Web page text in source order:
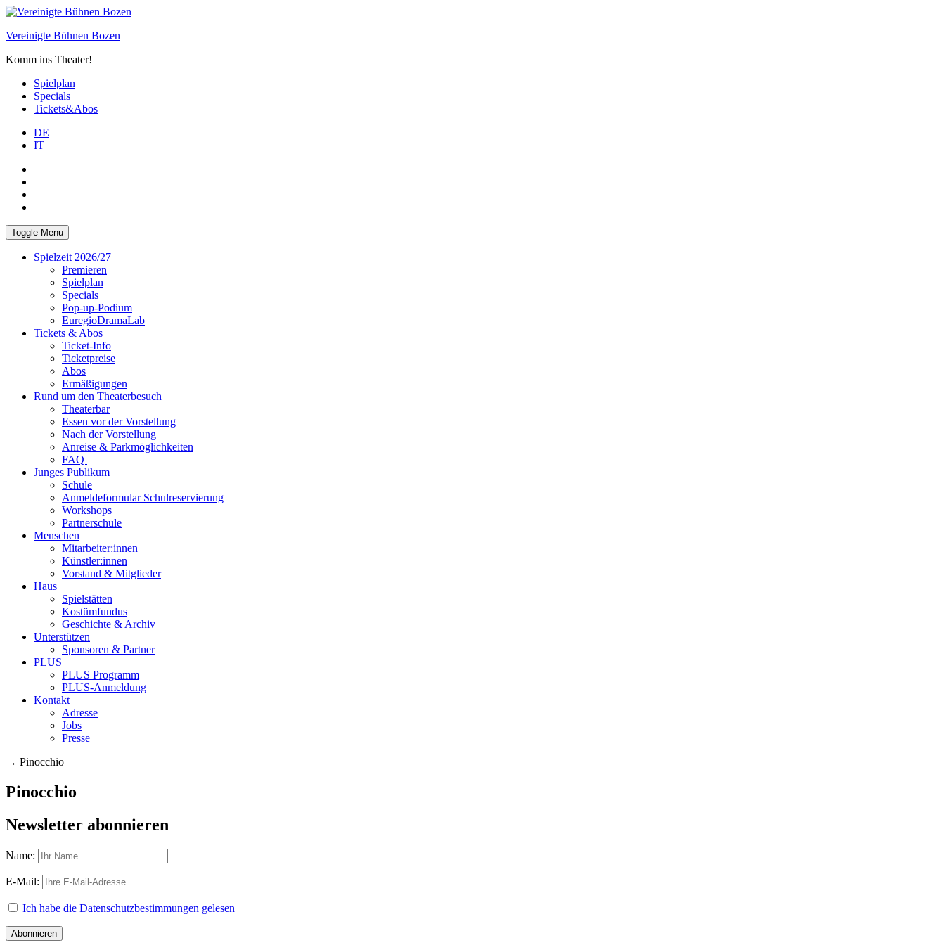
Skip
content
Vereinigte Bühnen Bozen
Komm ins Theater!
Spielplan
Specials
Tickets&Abos
DE
IT
Toggle Menu
Spielzeit 2026/27
Premieren
Spielplan
Specials
Pop-up-Podium
EuregioDramaLab
Tickets & Abos
Ticket-Info
Ticketpreise
Abos
Ermäßigungen
Rund um den Theaterbesuch
Theaterbar
Essen vor der Vorstellung
Nach der Vorstellung
Anreise & Parkmöglichkeiten
FAQ
Junges Publikum
Schule
Anmeldeformular Schulreservierung
Workshops
Partnerschule
Menschen
Mitarbeiter:innen
Künstler:innen
Vorstand & Mitglieder
Haus
Spielstätten
Kostümfundus
Geschichte & Archiv
Unterstützen
Sponsoren & Partner
PLUS
PLUS Programm
PLUS-Anmeldung
Kontakt
Adresse
Jobs
Presse
→ Pinocchio
Pinocchio
Newsletter abonnieren
Name:
E-Mail:
Ich habe die Datenschutzbestimmungen gelesen